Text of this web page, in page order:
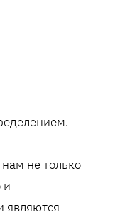
не только
и
являются